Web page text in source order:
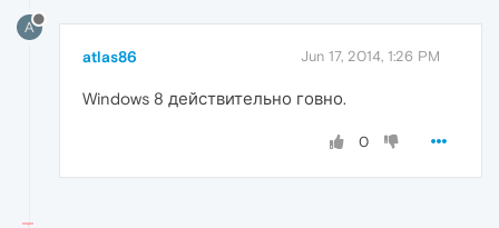
A
atlas86 Jun 17, 2014, 1:26 PM
Windows 8 действительно говно.
0